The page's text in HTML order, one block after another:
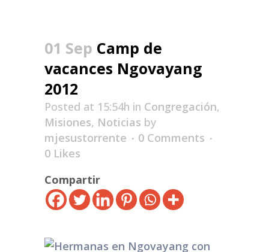
01 Sep Camp de
vacances Ngovayang
2012
Posted at 15:54h in Congregación,
Misiones, Noticias by
mjesustorrente
0 Comments
0 Likes
Compartir